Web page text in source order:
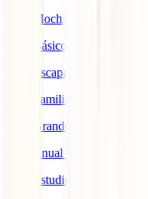
IATI Mochilero
IATI Básico
IATI Escapadas
IATI Familia
IATI Grandes Viajeros
IATI Anual Multiviaje
IATI Estudios